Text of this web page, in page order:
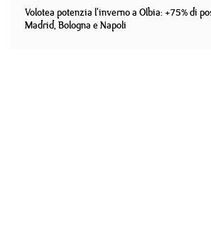
Volotea potenzia l'inverno a Olbia: +75% di
Madrid, Bologna e Napoli